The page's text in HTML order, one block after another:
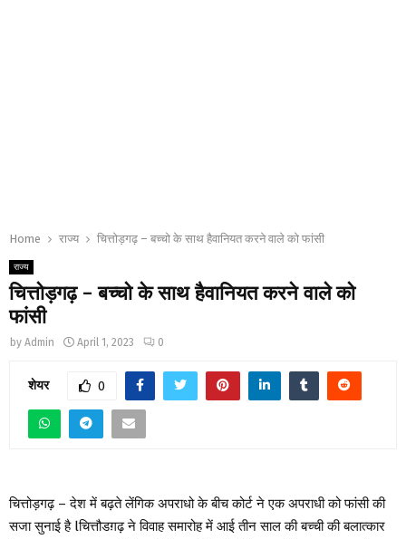
Home राज्य चित्तोड़गढ़ – बच्चो के साथ हैवानियत करने वाले को फांसी
राज्य
चित्तोड़गढ़ – बच्चो के साथ हैवानियत करने वाले को
फांसी
by Admin April 1, 2023 0
शेयर 0
चित्तोड़गढ़ – देश में बढ़ते लेंगिक अपराधो के बीच कोर्ट ने एक अपराधी को फांसी की
सजा सुनाई है lचित्तौडग़ढ़ ने विवाह समारोह में आई तीन साल की बच्ची की बलात्कार